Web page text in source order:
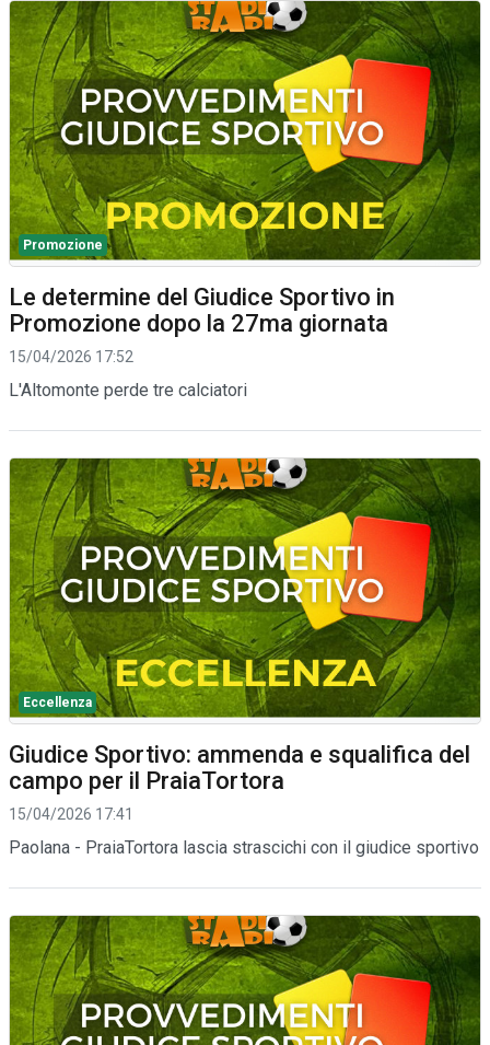
Promozione
Le determine del Giudice Sportivo in
Promozione dopo la 27ma giornata
15/04/2026 17:52
L'Altomonte perde tre calciatori
Eccellenza
Giudice Sportivo: ammenda e squalifica del
campo per il PraiaTortora
15/04/2026 17:41
Paolana - PraiaTortora lascia strascichi con il giudice sportivo